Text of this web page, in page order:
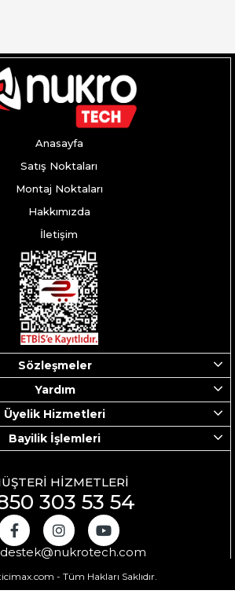
Anasayfa
Satış Noktaları
Montaj Noktaları
Hakkımızda
İletişim
Sözleşmeler
Yardım
Üyelik Hizmetleri
Bayilik İşlemleri
HİZMETLERİ
303 53 54
destek@nukrotech.com
- Tüm Hakları Saklıdır.